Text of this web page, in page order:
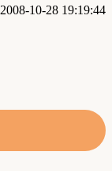
2008-10-28 19:19:44